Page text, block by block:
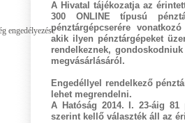
engedélyezése
A Hivatal tájékozatja az
300 ONLINE típusú
pénztárgépcserére
akik ilyen pénztárgépeket
rendelkeznek,
megvásárlásáról.
Engedéllyel rendelkező
lehet megrendelni.
A Hatóság 2014. I. 23-áig 81
szerint kellő választék áll az